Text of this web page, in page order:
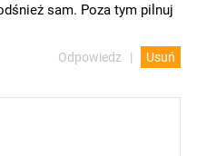
sam. Poza tym pilnuj
Odpowiedz Usuń